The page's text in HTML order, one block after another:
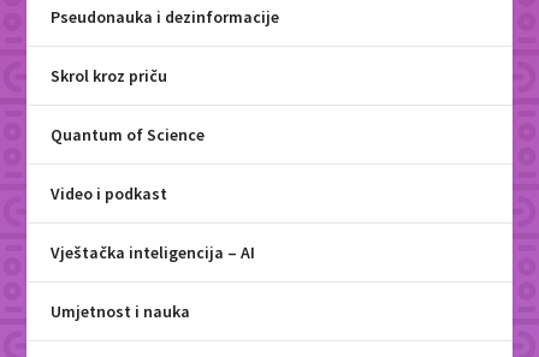
Pseudonauka i dezinformacije
Skrol kroz priču
Quantum of Science
Video i podkast
Vještačka inteligencija – AI
Umjetnost i nauka